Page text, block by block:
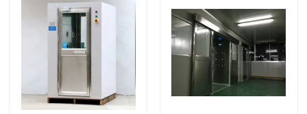
Contrôle de qualité
Contactez-nous